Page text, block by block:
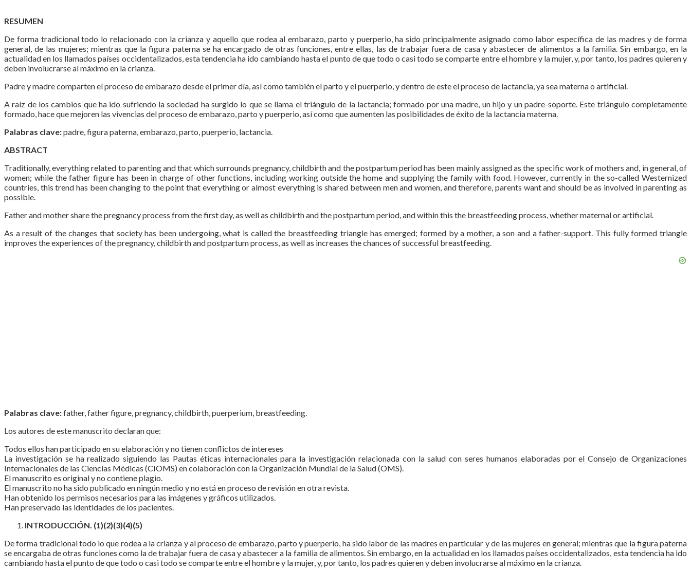
RESUMEN
De forma tradicional todo lo relacionado con la crianza y aquello que rodea al embarazo, parto y puerperio, ha sido principalmente asignado como labor específica de las madres y de forma
general, de las mujeres; mientras que la figura paterna se ha encargado de otras funciones, entre ellas, las de trabajar fuera de casa y abastecer de alimentos a la familia. Sin embargo, en la
actualidad en los llamados países occidentalizados, esta tendencia ha ido cambiando hasta el punto de que todo o casi todo se comparte entre el hombre y la mujer, y, por tanto, los padres quieren y
deben involucrarse al máximo en la crianza.
Padre y madre comparten el proceso de embarazo desde el primer día, así como también el parto y el puerperio, y dentro de este el proceso de lactancia, ya sea materna o artificial.
A raíz de los cambios que ha ido sufriendo la sociedad ha surgido lo que se llama el triángulo de la lactancia; formado por una madre, un hijo y un padre-soporte. Este triángulo completamente
formado, hace que mejoren las vivencias del proceso de embarazo, parto y puerperio, así como que aumenten las posibilidades de éxito de la lactancia materna.
Palabras clave:padre, figura paterna, embarazo, parto, puerperio, lactancia.
ABSTRACT
Traditionally, everything related to parenting and that which surrounds pregnancy, childbirth and the postpartum period has been mainly assigned as the specific work of mothers and, in general, of
women; while the father figure has been in charge of other functions, including working outside the home and supplying the family with food. However, currently in the so-called Westernized
countries, this trend has been changing to the point that everything or almost everything is shared between men and women, and therefore, parents want and should be as involved in parenting as
possible.
Father and mother share the pregnancy process from the first day, as well as childbirth and the postpartum period, and within this the breastfeeding process, whether maternal or artificial.
As a result of the changes that society has been undergoing, what is called the breastfeeding triangle has emerged; formed by a mother, a son and a father-support. This fully formed triangle
improves the experiences of the pregnancy, childbirth and postpartum process, as well as increases the chances of successful breastfeeding.
Palabras clave:father, father figure, pregnancy, childbirth, puerperium, breastfeeding.
Los autores de este manuscrito declaran que:
Todos ellos han participado en su elaboración y no tienen conflictos de intereses
La investigación se ha realizado siguiendo las Pautas éticas internacionales para la investigación relacionada con la salud con seres humanos elaboradas por el Consejo de Organizaciones
Internacionales de las Ciencias Médicas (CIOMS) en colaboración con la Organización Mundial de la Salud (OMS).
El manuscrito es original y no contiene plagio.
El manuscrito no ha sido publicado en ningún medio y no está en proceso de revisión en otra revista.
Han obtenido los permisos necesarios para las imágenes y gráficos utilizados.
Han preservado las identidades de los pacientes.
INTRODUCCIÓN. (1)(2)(3)(4)(5)
De forma tradicional todo lo que rodea a la crianza y al proceso de embarazo, parto y puerperio, ha sido labor de las madres en particular y de las mujeres en general; mientras que la figura paterna
se encargaba de otras funciones como la de trabajar fuera de casa y abastecer a la familia de alimentos. Sin embargo, en la actualidad en los llamados países occidentalizados, esta tendencia ha ido
cambiando hasta el punto de que todo o casi todo se comparte entre el hombre y la mujer, y, por tanto, los padres quieren y deben involucrarse al máximo en la crianza.